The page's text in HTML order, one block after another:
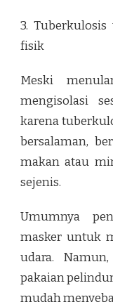
3.
fisik
Meski
mengisolasi
karena
bersalaman,
makan atau
sejenis.
Umumnya
masker untuk
udara.
pakaian
mudah